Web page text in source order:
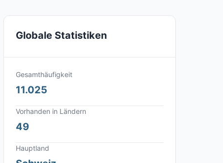
Globale Statistiken
Gesamthäufigkeit
11.025
Vorhanden in Ländern
49
Hauptland